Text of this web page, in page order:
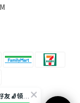
成為襪的LINE好友🧦領取$50折扣碼